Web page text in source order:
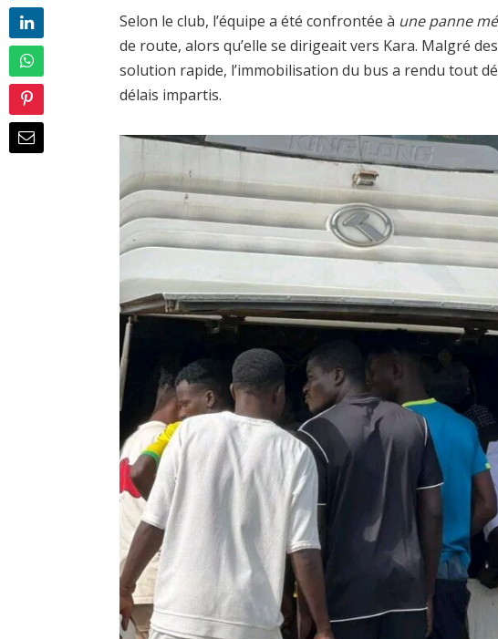
Selon le club, l’équipe a été confrontée à une panne
de route, alors qu’elle se dirigeait vers Kara. Malgré
solution rapide, l’immobilisation du bus a rendu tout
délais impartis.